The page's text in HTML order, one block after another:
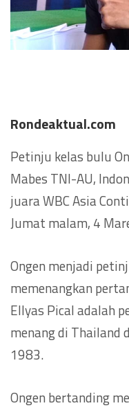
Rondeaktual.com
Petinju kelas bulu
Mabes TNI-AU,
juara WBC Asia
Jumat malam, 4
Ongen menjadi
memenangkan
Ellyas Pical adalah
menang di
1983.
Ongen bertanding